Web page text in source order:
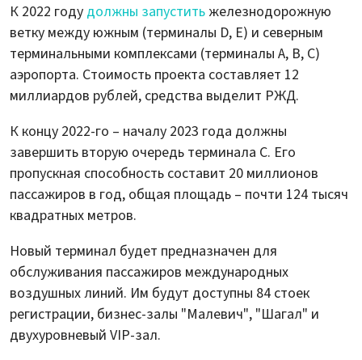
К 2022 году должны запустить железнодорожную
ветку между южным (терминалы D, E) и северным
терминальными комплексами (терминалы А, В, С)
аэропорта. Стоимость проекта составляет 12
миллиардов рублей, средства выделит РЖД.
К концу 2022-го – началу 2023 года должны
завершить вторую очередь терминала C. Его
пропускная способность составит 20 миллионов
пассажиров в год, общая площадь – почти 124 тысяч
квадратных метров.
Новый терминал будет предназначен для
обслуживания пассажиров международных
воздушных линий. Им будут доступны 84 стоек
регистрации, бизнес-залы "Малевич", "Шагал" и
двухуровневый VIP-зал.